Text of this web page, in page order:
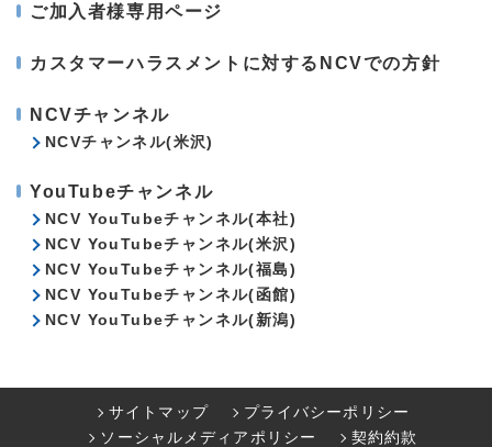
ご加入者様専用ページ
カスタマーハラスメントに対するNCVでの方針
NCVチャンネル
NCVチャンネル(米沢)
YouTubeチャンネル
NCV YouTubeチャンネル(本社)
NCV YouTubeチャンネル(米沢)
NCV YouTubeチャンネル(福島)
NCV YouTubeチャンネル(函館)
NCV YouTubeチャンネル(新潟)
サイトマップ
プライバシーポリシー
ソーシャルメディアポリシー
契約約款